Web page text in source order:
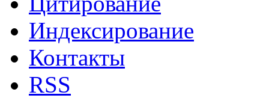
Индексирование
Контакты
RSS